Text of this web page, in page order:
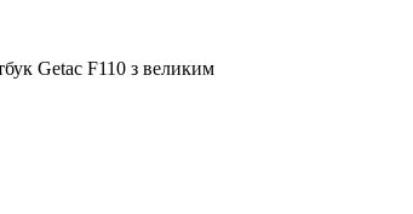
Getac F110 з великим